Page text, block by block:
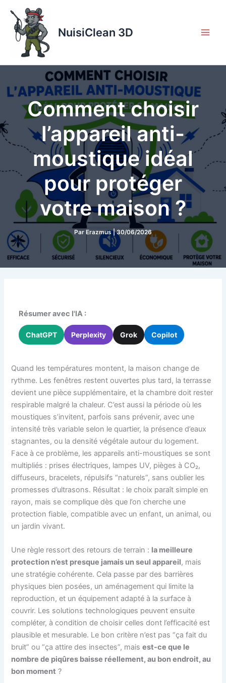
contenu
NuisiClean 3D
Comment choisir
l’appareil anti-
moustique idéal
pour protéger
votre maison ?
Par Erazmus|30/06/2026
Résumer avec l'IA :
ChatGPT Perplexity Grok Copilot
Quand les températures montent, la maison change de
rythme. Les fenêtres restent ouvertes plus tard, la terrasse
devient une pièce supplémentaire, et la chambre doit rester
respirable malgré la chaleur. C’est aussi la période où les
moustiques s’invitent, parfois sans prévenir, avec une
intensité très variable selon le quartier, la présence d’eaux
stagnantes, ou la densité végétale autour du logement.
Face à ce problème, les appareils anti-moustiques se sont
multipliés : prises électriques, lampes UV, pièges à CO₂,
diffuseurs, bracelets, répulsifs “naturels”, sans oublier les
promesses d’ultrasons. Résultat : le choix paraît simple en
rayon, mais se complique dès que l’on cherche une
protection fiable, compatible avec un enfant, un animal, ou
un jardin vivant.
Une règle ressort des retours de terrain : la meilleure
protection n’est presque jamais un seul appareil, mais
une stratégie cohérente. Cela passe par des barrières
physiques bien posées, un aménagement qui limite la
reproduction, et un équipement adapté à la surface à
couvrir. Les solutions technologiques peuvent ensuite
compléter, à condition de choisir celles dont l’efficacité est
plausible et mesurable. Le bon critère n’est pas “ça fait du
bruit” ou “ça attire des insectes”, maisest-ce que le
nombre de piqûres baisse réellement, au bon endroit, au
bon moment ?